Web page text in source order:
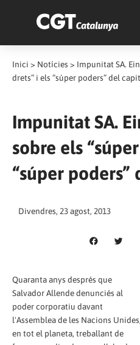
Inici > Notícies > Impunitat SA.
drets” i els “súper poders” del
Impunitat SA.
sobre els
“súper
Divendres, 23 agost, 2013
Quaranta anys després que
Salvador Allende denunciés al
poder corporatiu davant
l'Assemblea de les Nacions Unides,
en tot el planeta, treballant de